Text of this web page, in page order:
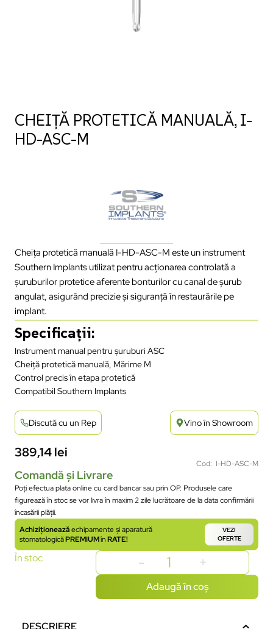
CHEIȚĂ PROTETICĂ MANUALĂ, I-
HD-ASC-M
Cheița protetică manuală I-HD-ASC-M este un instrument
Southern Implants utilizat pentru acționarea controlată a
șuruburilor protetice aferente bonturilor cu canal de șurub
angulat, asigurând precizie și siguranță în restaurările pe
implant.
Specificații:
Instrument manual pentru șuruburi ASC
Cheiță protetică manuală, Mărime M
Control precis în etapa protetică
Compatibil Southern Implants
Discută cu un Rep Vino în Showroom
389,14lei
Cod: I-HD-ASC-M
Comandă și Livrare
Poți efectua plata online cu card bancar sau prin OP. Produsele care
figurează în stoc se vor livra în maxim 2 zile lucrătoare de la data confirmării
încasării plății.
Achiziționeazăechipamente și aparatură
stomatologicăPREMIUMînRATE!
VEZI
OFERTE
În stoc
Adaugă în coș
DESCRIERE